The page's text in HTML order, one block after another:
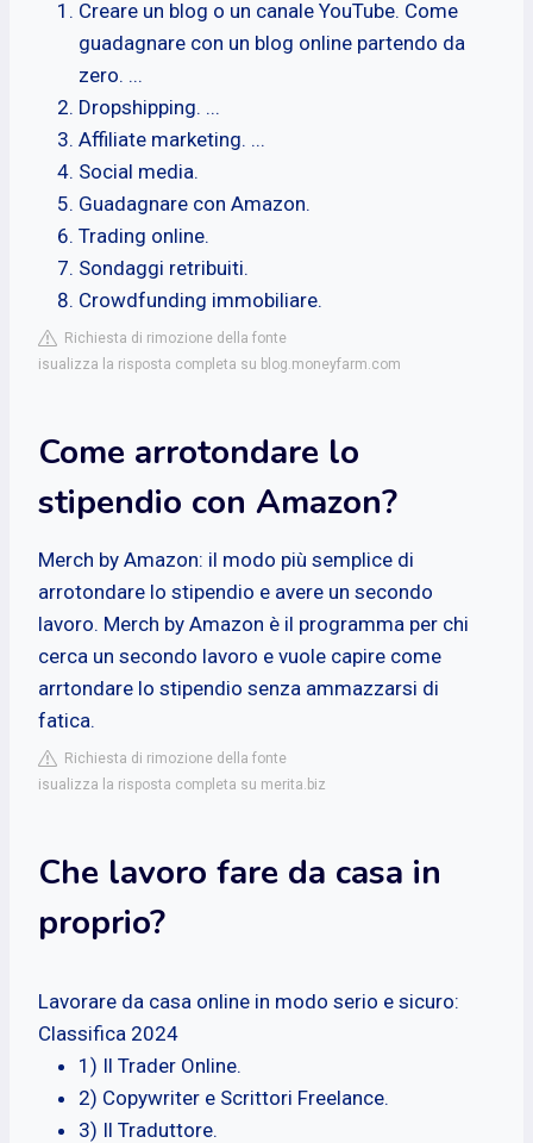
Creare un blog o un canale YouTube. Come
guadagnare con un blog online partendo da
zero. ...
Dropshipping. ...
Affiliate marketing. ...
Social media.
Guadagnare con Amazon.
Trading online.
Sondaggi retribuiti.
Crowdfunding immobiliare.
Richiesta di rimozione della fonte
isualizza la risposta completa su blog.moneyfarm.com
Come arrotondare lo
stipendio con Amazon?
Merch by Amazon: il modo più semplice di
arrotondare lo stipendio e avere un secondo
lavoro. Merch by Amazon è il programma per chi
cerca un secondo lavoro e vuole capire come
arrtondare lo stipendio senza ammazzarsi di
fatica.
Richiesta di rimozione della fonte
isualizza la risposta completa su merita.biz
Che lavoro fare da casa in
proprio?
Lavorare da casa online in modo serio e sicuro:
Classifica 2024
1) Il Trader Online.
2) Copywriter e Scrittori Freelance.
3) Il Traduttore.